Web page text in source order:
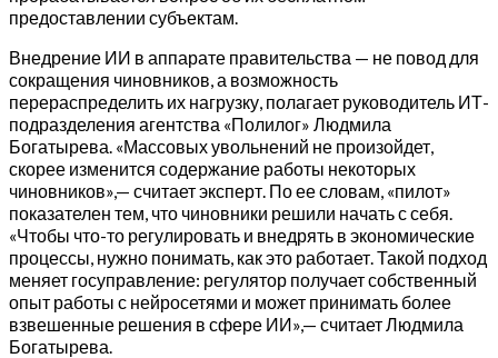
предоставлении субъектам.
Внедрение ИИ в аппарате правительства — не повод для
сокращения чиновников, а возможность
перераспределить их нагрузку, полагает руководитель ИТ-
подразделения агентства «Полилог» Людмила
Богатырева. «Массовых увольнений не произойдет,
скорее изменится содержание работы некоторых
чиновников»,— считает эксперт. По ее словам, «пилот»
показателен тем, что чиновники решили начать с себя.
«Чтобы что-то регулировать и внедрять в экономические
процессы, нужно понимать, как это работает. Такой подход
меняет госуправление: регулятор получает собственный
опыт работы с нейросетями и может принимать более
взвешенные решения в сфере ИИ»,— считает Людмила
Богатырева.